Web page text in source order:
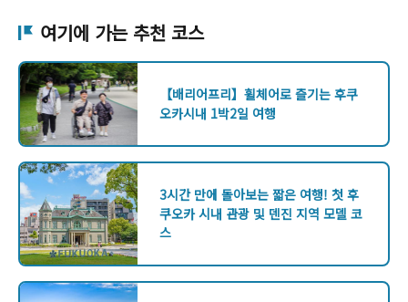
여기에 가는 추천 코스
【배리어프리】휠체어로 즐기는 후쿠
오카시내 1박2일 여행
3시간 만에 돌아보는 짧은 여행! 첫 후
쿠오카 시내 관광 및 덴진 지역 모델 코
스